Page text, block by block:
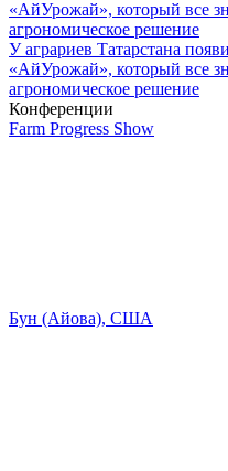
У аграриев Татарстана
«АйУрожай», который все
агрономическое решение
Конференции
Farm Progress Show
Бун (Айова), США